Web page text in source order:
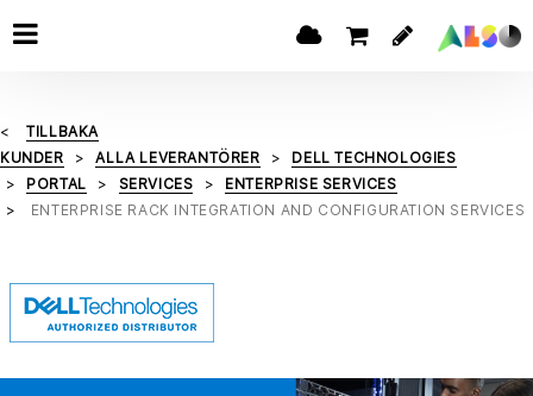
TILLBAKA
KUNDER
ALLA LEVERANTÖRER
DELL TECHNOLOGIES
PORTAL
SERVICES
ENTERPRISE SERVICES
ENTERPRISE RACK INTEGRATION AND CONFIGURATION SERVICES